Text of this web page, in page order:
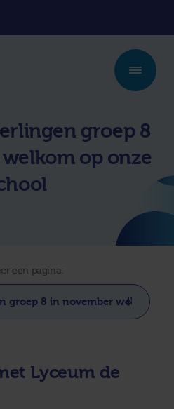
Borne
Avila College
groep 8
op onze
een pagina:
Lyceum de